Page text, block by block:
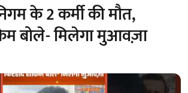
के 2 कर्मी की मौत,
बोले- मिलेगा मुआवज़ा